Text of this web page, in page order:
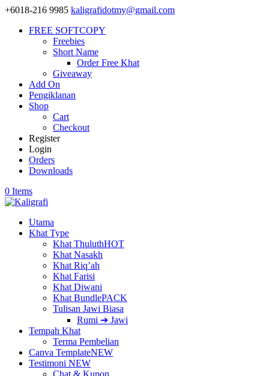
+6018-216 9985 kaligrafidotmy@gmail.com
FREE SOFTCOPY
Freebies
Short Name
Order Free Khat
Giveaway
Add On
Pengiklanan
Shop
Cart
Checkout
Register
Login
Orders
Downloads
0 Items
Utama
Khat Type
Khat ThuluthHOT
Khat Nasakh
Khat Riq’ah
Khat Farisi
Khat Diwani
Khat BundlePACK
Tulisan Jawi Biasa
Rumi ➔ Jawi
Tempah Khat
Terma Pembelian
Canva TemplateNEW
Testimoni NEW
Chat & Kupon